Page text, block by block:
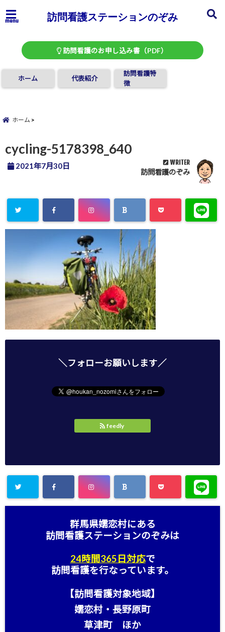
menu 訪問看護ステーションのぞみ
訪問看護のお申し込み書（PDF）
ホーム 代表紹介
訪問看護特
徴
ホーム
cycling-5178398_640
2021年7月30日 WRITER
訪問看護のぞみ
＼フォローお願いします／
feedly
群馬県嬬恋村にある
訪問看護ステーションのぞみは
24時間365日対応で
訪問看護を行なっています。
【訪問看護対象地域】
嬬恋村・長野原町
草津町 ほか